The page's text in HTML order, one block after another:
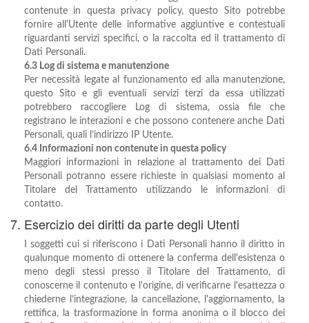
contenute in questa privacy policy, questo Sito potrebbe
fornire all'Utente delle informative aggiuntive e contestuali
riguardanti servizi specifici, o la raccolta ed il trattamento di
Dati Personali.
6.3 Log di sistema e manutenzione
Per necessità legate al funzionamento ed alla manutenzione,
questo Sito e gli eventuali servizi terzi da essa utilizzati
potrebbero raccogliere Log di sistema, ossia file che
registrano le interazioni e che possono contenere anche Dati
Personali, quali l’indirizzo IP Utente.
6.4 Informazioni non contenute in questa policy
Maggiori informazioni in relazione al trattamento dei Dati
Personali potranno essere richieste in qualsiasi momento al
Titolare del Trattamento utilizzando le informazioni di
contatto.
7. Esercizio dei diritti da parte degli Utenti
I soggetti cui si riferiscono i Dati Personali hanno il diritto in
qualunque momento di ottenere la conferma dell'esistenza o
meno degli stessi presso il Titolare del Trattamento, di
conoscerne il contenuto e l'origine, di verificarne l'esattezza o
chiederne l’integrazione, la cancellazione, l'aggiornamento, la
rettifica, la trasformazione in forma anonima o il blocco dei